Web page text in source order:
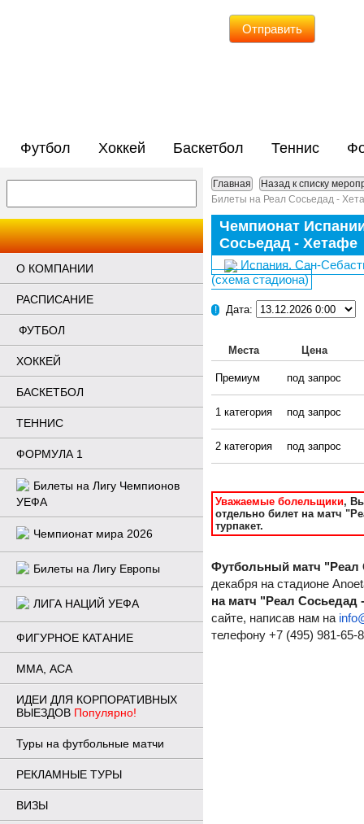
Отправить
Футбол Хоккей Баскетбол Теннис
Главная
Назад к списку
Билеты на Реал Сосьедад -
Чемпионат
Сосьедад - Хетафе
Испания. Сан-
(схема стадиона)
! Дата:
Места Цена
Премиум под запрос
1 категория под запрос
2 категория под запрос
Уважаемые болельщики,
отдельно билет на матч
турпакет.
Футбольный матч
декабря на стадионе
на матч "Реал Сосьедад
сайте, написав нам на
телефону +7 (495) 981-65-
О КОМПАНИИ
РАСПИСАНИЕ
ФУТБОЛ
ХОККЕЙ
БАСКЕТБОЛ
ТЕННИС
ФОРМУЛА 1
Билеты на Лигу Чемпионов
УЕФА
Чемпионат мира 2026
Билеты на Лигу Европы
ЛИГА НАЦИЙ УЕФА
ФИГУРНОЕ КАТАНИЕ
ММА, ACA
ИДЕИ ДЛЯ КОРПОРАТИВНЫХ
ВЫЕЗДОВ Популярно!
Туры на футбольные матчи
РЕКЛАМНЫЕ ТУРЫ
ВИЗЫ